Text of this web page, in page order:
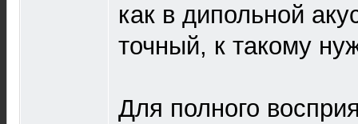
как в дипольной
точный, к такому
Для полного